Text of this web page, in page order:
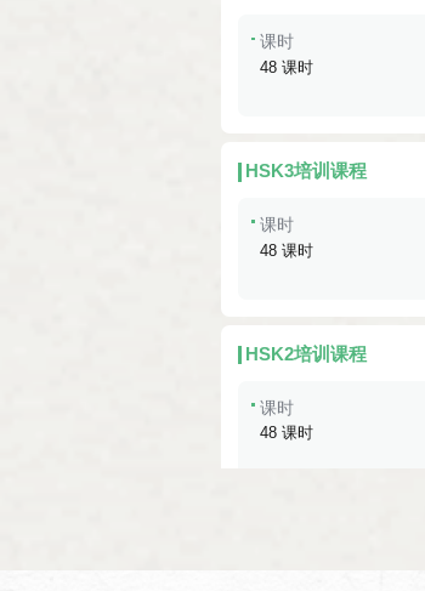
课时
48 课时
HSK3培训课程
课时
48 课时
HSK2培训课程
课时
48 课时